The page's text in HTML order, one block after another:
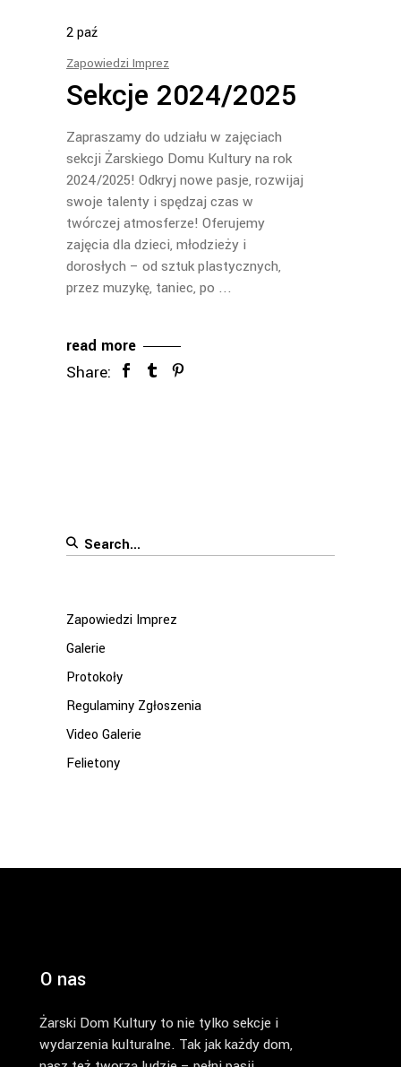
2paź
Zapowiedzi Imprez
Sekcje 2024/2025
Zapraszamy do udziału w zajęciach
sekcji Żarskiego Domu Kultury na rok
2024/2025! Odkryj nowe pasje, rozwijaj
swoje talenty i spędzaj czas w
twórczej atmosferze! Oferujemy
zajęcia dla dzieci, młodzieży i
dorosłych – od sztuk plastycznych,
przez muzykę, taniec, po
read more
Share:
Search
Zapowiedzi Imprez
Galerie
Protokoły
Regulaminy Zgłoszenia
Video Galerie
Felietony
O nas
Żarski Dom Kultury to nie tylko sekcje i
wydarzenia kulturalne. Tak jak każdy dom,